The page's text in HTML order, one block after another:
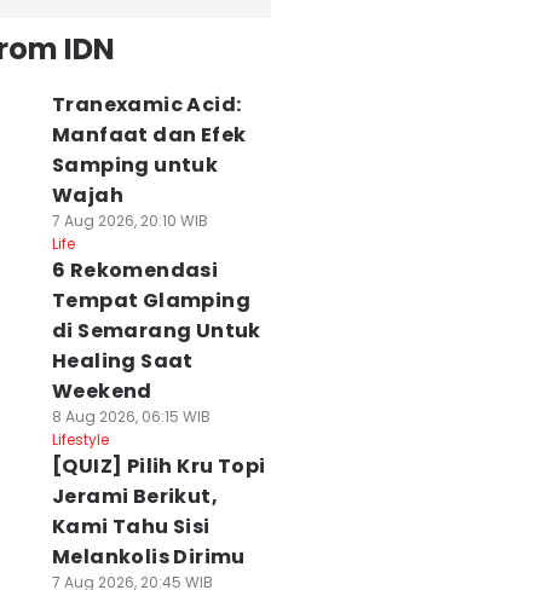
IDN
Tranexamic Acid:
Manfaat dan Efek
Samping untuk
Wajah
7 Aug 2026, 20:10 WIB
Life
6 Rekomendasi
Tempat Glamping
di Semarang Untuk
Healing Saat
Weekend
8 Aug 2026, 06:15 WIB
Lifestyle
[QUIZ] Pilih Kru Topi
Jerami Berikut,
Kami Tahu Sisi
Melankolis Dirimu
7 Aug 2026, 20:45 WIB